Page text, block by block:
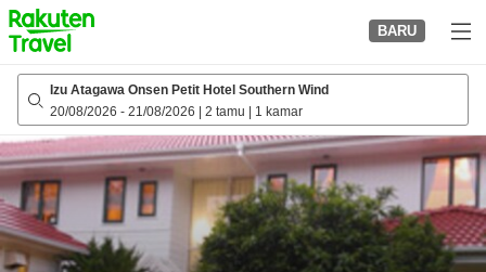
to
top
page
BARU
Izu Atagawa Onsen Petit Hotel Southern Wind
20/08/2026 - 21/08/2026 2 tamu 1 kamar